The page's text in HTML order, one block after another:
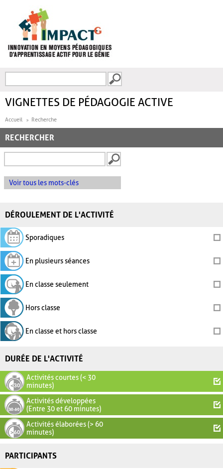
FORMULAIRE DE
VIGNETTES DE PÉDAGOGIE ACTIVE
Accueil Recherche
RECHERCHER
Voir tous les mots-clés
DÉROULEMENT DE L'ACTIVITÉ
Sporadiques
En plusieurs séances
En classe seulement
Hors classe
En classe et hors classe
DURÉE DE L'ACTIVITÉ
Activités courtes (< 30
minutes)
Activités développées
(Entre 30 et 60 minutes)
Activités élaborées (> 60
minutes)
PARTICIPANTS